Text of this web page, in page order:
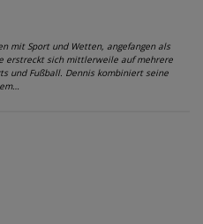
mit Sport und Wetten, angefangen als
erstreckt sich mittlerweile auf mehrere
und Fußball. Dennis kombiniert seine